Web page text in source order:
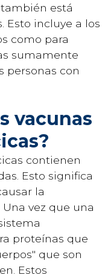
está
Esto incluye a los
como para
sumamente
personas con
vacunas
contienen
Esto significa
la
vez que una
proteínas que
que son
Estos